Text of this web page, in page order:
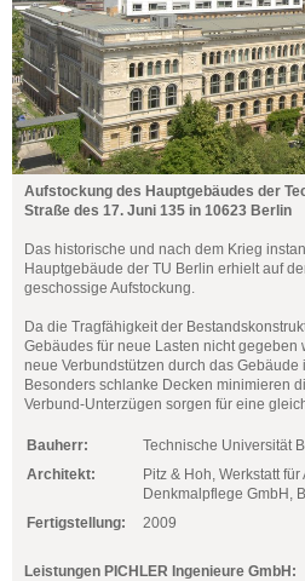
Aufstockung des Hauptgebäudes der
Straße des 17. Juni 135 in 10623 Berlin
Das historische und nach dem Krieg
Hauptgebäude der TU Berlin erhielt auf
geschossige Aufstockung.
Da die Tragfähigkeit der
Gebäudes für neue Lasten nicht gegeben
neue Verbundstützen durch das
Besonders schlanke Decken minimieren
Verbund-Unterzügen sorgen für eine
Bauherr:
Technische Universität
Architekt:
Pitz & Hoh, Werkstatt für
Denkmalpflege GmbH,
Fertigstellung:
2009
Leistungen PICHLER Ingenieure GmbH: